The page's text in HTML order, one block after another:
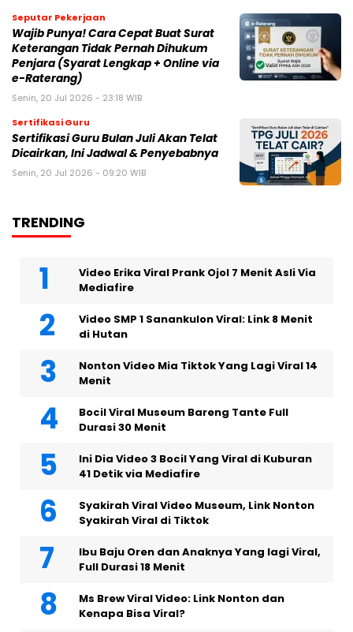
Seputar Pekerjaan
Wajib Punya! Cara Cepat Buat Surat
Keterangan Tidak Pernah Dihukum
Penjara (Syarat Lengkap + Online via
e-Raterang)
Senin, 20 Jul 2026 - 23:18 WIB
Sertifikasi Guru
Sertifikasi Guru Bulan Juli Akan Telat
Dicairkan, Ini Jadwal & Penyebabnya
Senin, 20 Jul 2026 - 09:20 WIB
TRENDING
Video Erika Viral Prank Ojol 7 Menit Asli Via
Mediafire
Video SMP 1 Sanankulon Viral: Link 8 Menit
di Hutan
Nonton Video Mia Tiktok Yang Lagi Viral 14
Menit
Bocil Viral Museum Bareng Tante Full
Durasi 30 Menit
Ini Dia Video 3 Bocil Yang Viral di Kuburan
41 Detik via Mediafire
Syakirah Viral Video Museum, Link Nonton
Syakirah Viral di Tiktok
Ibu Baju Oren dan Anaknya Yang lagi Viral,
Full Durasi 18 Menit
Ms Brew Viral Video: Link Nonton dan
Kenapa Bisa Viral?